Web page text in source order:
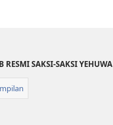
RESMI SAKSI-SAKSI YEHUWA